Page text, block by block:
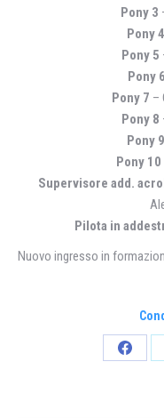
Pony 3
Pony 4
Pony 5
Pony 6
Pony 7 –
Pony 8
Pony 9
Pony 10
Supervisore add.
Pilota in
Nuovo ingresso in